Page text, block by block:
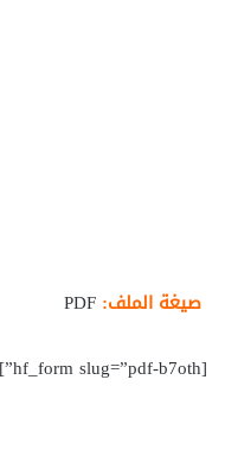
صيغة الملف:
[hf_form slug=”pdf-b7oth”]